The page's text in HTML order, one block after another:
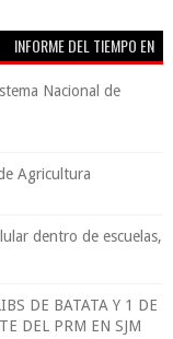
INFORME DEL TIEMPO EN
Nacional de
Agricultura
dentro de escuelas,
DE BATATA Y 1 DE
DEL PRM EN SJM